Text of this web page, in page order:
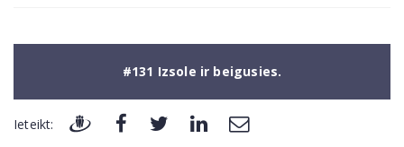
#131 Izsole ir beigusies.
Ieteikt: